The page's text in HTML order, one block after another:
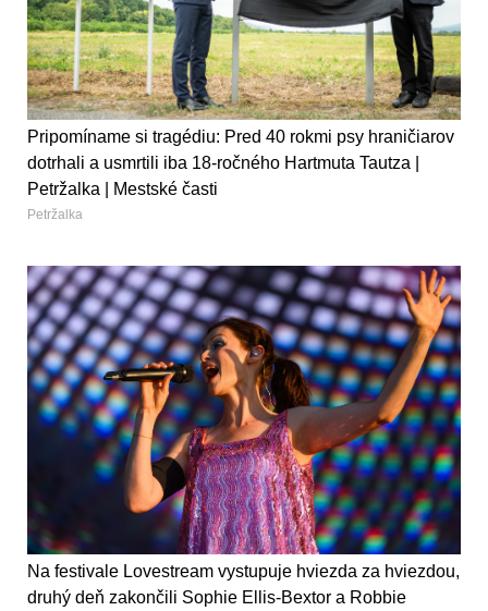
Pripomíname si tragédiu: Pred 40 rokmi psy hraničiarov
dotrhali a usmrtili iba 18-ročného Hartmuta Tautza |
Petržalka | Mestské časti
Petržalka
Na festivale Lovestream vystupuje hviezda za hviezdou,
druhý deň zakončili Sophie Ellis-Bextor a Robbie